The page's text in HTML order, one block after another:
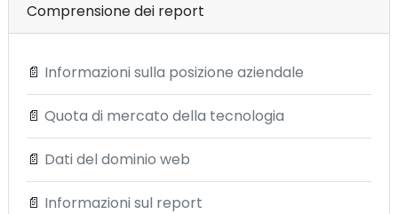
Comprensione dei report
📄 Informazioni sulla posizione aziendale
📄 Quota di mercato della tecnologia
📄 Dati del dominio web
📄 Informazioni sul report